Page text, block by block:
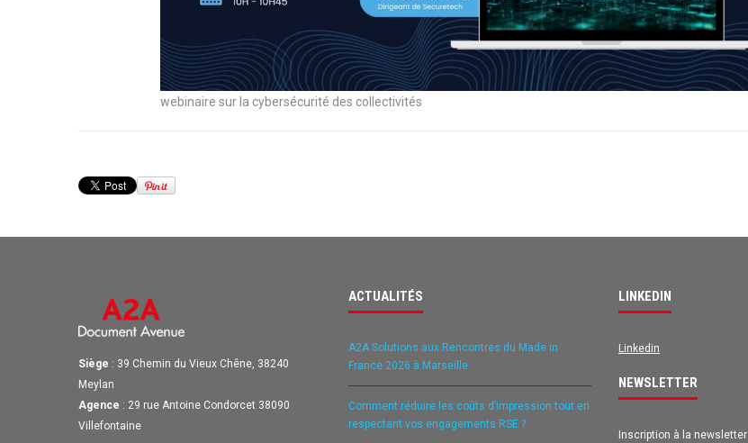
webinaire sur la cybersécurité des collectivités
Siège : 39 Chemin du Vieux Chêne, 38240
Meylan
Agence : 29 rue Antoine Condorcet 38090
Villefontaine
ACTUALITÉS
A2A Solutions aux Rencontres du Made in
France 2026 à Marseille
Comment réduire les coûts d’impression tout en
respectant vos engagements RSE ?
LINKEDIN
Linkedin
NEWSLETTER
Inscription à la newsletter